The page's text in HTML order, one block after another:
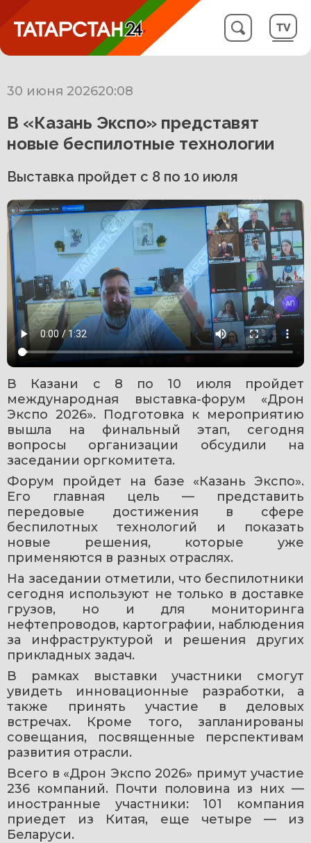
30 июня 202620:08
В «Казань Экспо» представят
новые беспилотные технологии
Выставка пройдет с 8 по 10 июля
В Казани с 8 по 10 июля пройдет
международная выставка-форум «Дрон
Экспо 2026». Подготовка к мероприятию
вышла на финальный этап, сегодня
вопросы организации обсудили на
заседании оргкомитета.
Форум пройдет на базе «Казань Экспо».
Его главная цель — представить
передовые достижения в сфере
беспилотных технологий и показать
новые решения, которые уже
применяются в разных отраслях.
На заседании отметили, что беспилотники
сегодня используют не только в доставке
грузов, но и для мониторинга
нефтепроводов, картографии, наблюдения
за инфраструктурой и решения других
прикладных задач.
В рамках выставки участники смогут
увидеть инновационные разработки, а
также принять участие в деловых
встречах. Кроме того, запланированы
совещания, посвященные перспективам
развития отрасли.
Всего в «Дрон Экспо 2026» примут участие
236 компаний. Почти половина из них —
иностранные участники: 101 компания
приедет из Китая, еще четыре — из
Беларуси.